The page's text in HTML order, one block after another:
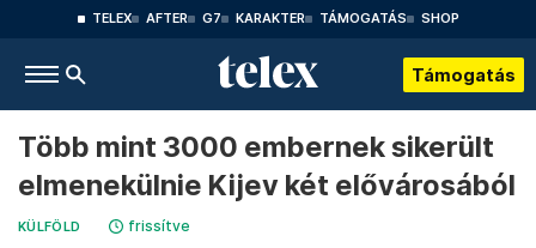
TELEX AFTER G7 KARAKTER TÁMOGATÁS SHOP
Támogatás
Több mint 3000 embernek sikerült
elmenekülnie Kijev két elővárosából
KÜLFÖLD frissítve